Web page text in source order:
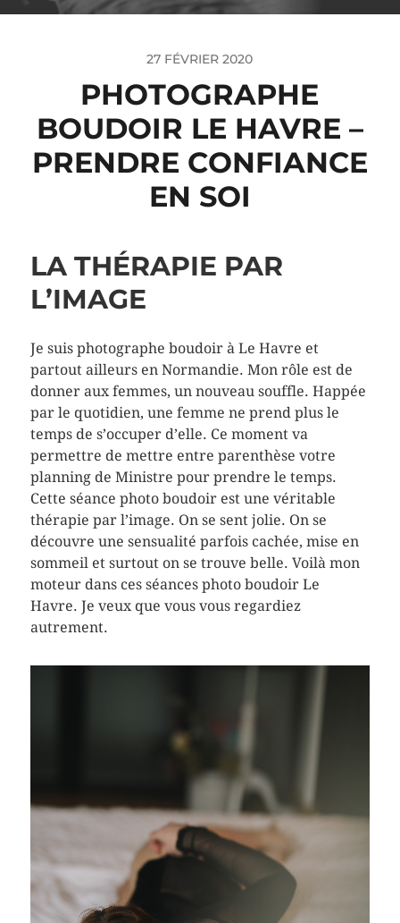
27 FÉVRIER 2020
PHOTOGRAPHE
BOUDOIR LE HAVRE –
PRENDRE CONFIANCE
EN SOI
LA THÉRAPIE PAR
L’IMAGE
Je suis photographe boudoir à Le Havre et
partout ailleurs en Normandie. Mon rôle est de
donner aux femmes, un nouveau souffle. Happée
par le quotidien, une femme ne prend plus le
temps de s’occuper d’elle. Ce moment va
permettre de mettre entre parenthèse votre
planning de Ministre pour prendre le temps.
Cette séance photo boudoir est une véritable
thérapie par l’image. On se sent jolie. On se
découvre une sensualité parfois cachée, mise en
sommeil et surtout on se trouve belle. Voilà mon
moteur dans ces séances photo boudoir Le
Havre. Je veux que vous vous regardiez
autrement.